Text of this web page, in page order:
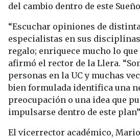
del cambio dentro de este
“Escuchar opiniones de
especialistas en sus
regalo; enriquece mucho lo que
afirmó el rector de la Llera.
personas en la UC y muchas
bien formulada identifica una
preocupación o una idea que
impulsarse dentro de este
El vicerrector académico,